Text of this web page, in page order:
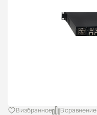
В избранное В сравнение